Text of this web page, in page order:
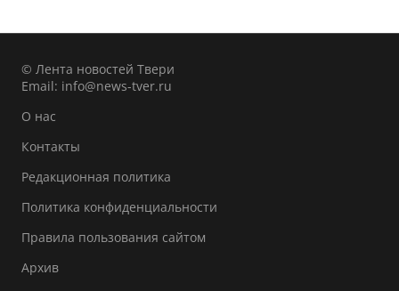
© Лента новостей Твери
Email: info@news-tver.ru
О нас
Контакты
Редакционная политика
Политика конфиденциальности
Правила пользования сайтом
Архив